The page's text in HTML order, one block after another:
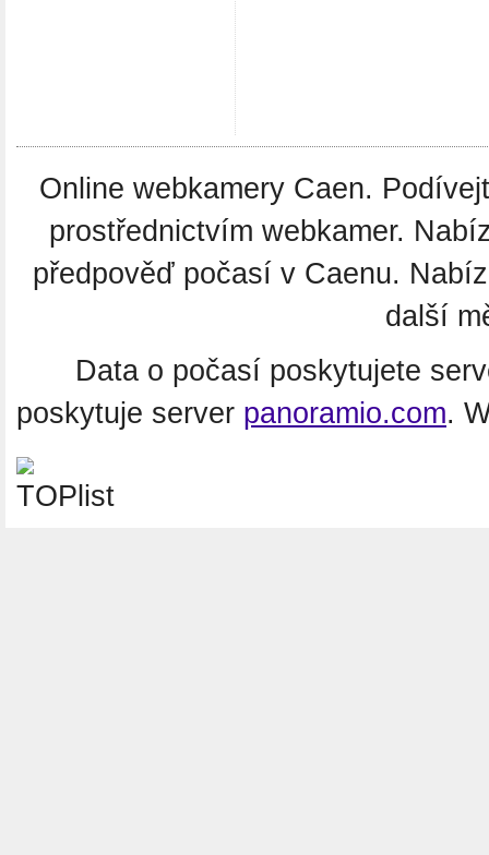
Online webkamery Caen.
prostřednictvím webkamer.
předpověď počasí v Caenu.
další
Data o počasí poskytujete
poskytuje server panoramio.com.